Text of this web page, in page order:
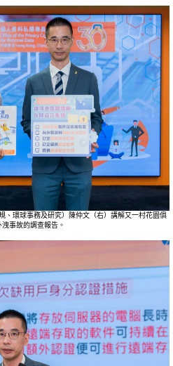
、環球事務及研究）陳仲文（右）講解又一村花園俱
事故的調查報告。